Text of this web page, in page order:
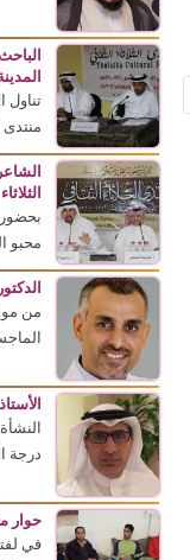
منتدى
الثلاثاء
محبو
من
درجة
حوار
في